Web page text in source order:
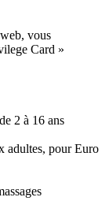
vous
Card »
2 à 16 ans
adultes, pour Euro